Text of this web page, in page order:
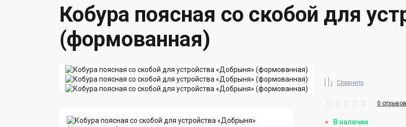
Кобура поясная со скобой для
(формованная)
Сравнить
0 отзывов
В наличии